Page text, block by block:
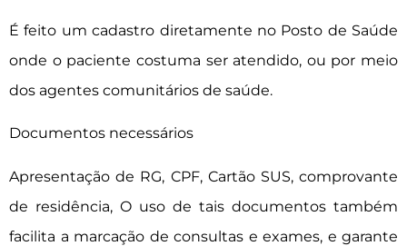
É feito um cadastro diretamente no Posto de Saúde
onde o paciente costuma ser atendido, ou por meio
dos agentes comunitários de saúde.
Documentos necessários
Apresentação de RG, CPF, Cartão SUS, comprovante
de residência, O uso de tais documentos também
facilita a marcação de consultas e exames, e garante